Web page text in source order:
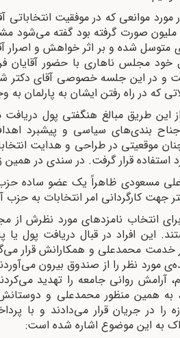
موانعی که در موفقیت انتخاباتی
صورت گرفته بود گفته می‌شود
شده و بر اثر خواهش و اصرار
در منزل خود مجلس ناهاری با حضور
و در این جلسه خصوصی آقای دکتر
که در راه رفتن ایشان به پارلمان
طریق مبالغ هنگفتی پول
جناح‌ بندی‌های سیاسی و پیشبرد
استفاده قرار گرفت. در سندی در
مسعودی ظاهراً یک عضو ساده
جهت کارگردانی امر انتخابات به حزب
انتخاب نامزدهای مورد نظرش از
این افراد در قبال دریافت پول
خدمت محمدعلی و همکارانش قرار
مورد نظر را از صندوق بیرون
آرامش روانی جامعه را تهدید
به همین منظور محمدعلی و
در جریان قرار می‌دادند و با
به این موضوع اشاره شده است: